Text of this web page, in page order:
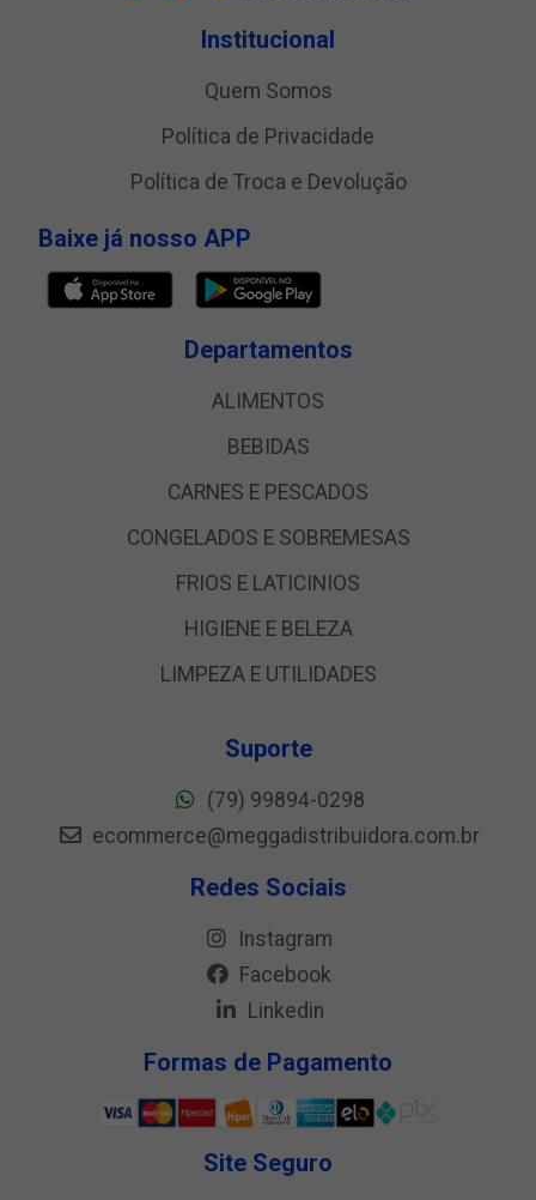
Institucional
Quem Somos
Política de Privacidade
Política de Troca e Devolução
Baixe já nosso APP
Departamentos
ALIMENTOS
BEBIDAS
CARNES E PESCADOS
CONGELADOS E SOBREMESAS
FRIOS E LATICINIOS
HIGIENE E BELEZA
LIMPEZA E UTILIDADES
Suporte
(79) 99894-0298
ecommerce@meggadistribuidora.com.br
Redes Sociais
Instagram
Facebook
Linkedin
Formas de Pagamento
Site Seguro